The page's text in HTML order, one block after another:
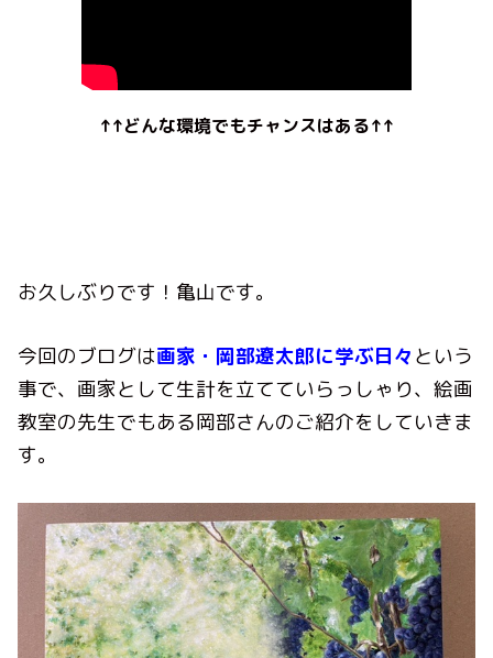
↑↑どんな環境でもチャンスはある↑↑
お久しぶりです！亀山です。
今回のブログは画家・岡部遼太郎に学ぶ日々 という
事で、画家として生計を立てていらっしゃり、絵画
教室の先生でもある岡部さんのご紹介をしていきま
す。